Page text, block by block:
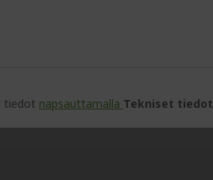
tiedot napsauttamalla Tekniset tiedot